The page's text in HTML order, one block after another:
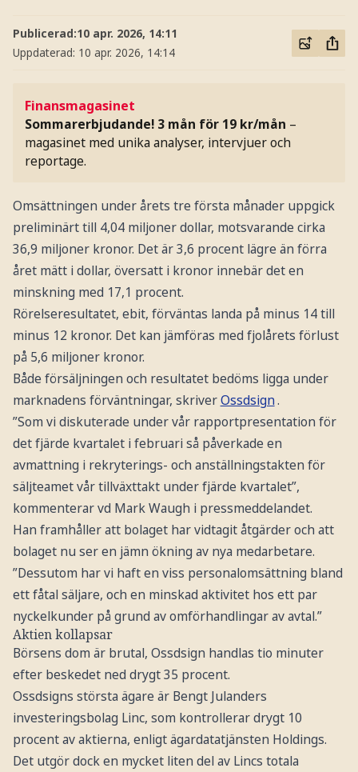
Publicerad:10 apr. 2026, 14:11
Uppdaterad: 10 apr. 2026, 14:14
Finansmagasinet
Sommarerbjudande! 3 mån för 19 kr/mån –
magasinet med unika analyser, intervjuer och
reportage.
Omsättningen under årets tre första månader uppgick
preliminärt till 4,04 miljoner dollar, motsvarande cirka
36,9 miljoner kronor. Det är 3,6 procent lägre än förra
året mätt i dollar, översatt i kronor innebär det en
minskning med 17,1 procent.
Rörelseresultatet, ebit, förväntas landa på minus 14 till
minus 12 kronor. Det kan jämföras med fjolårets förlust
på 5,6 miljoner kronor.
Både försäljningen och resultatet bedöms ligga under
marknadens förväntningar, skriverOssdsign.
”Som vi diskuterade under vår rapportpresentation för
det fjärde kvartalet i februari så påverkade en
avmattning i rekryterings- och anställningstakten för
säljteamet vår tillväxttakt under fjärde kvartalet”,
kommenterar vd Mark Waugh i pressmeddelandet.
Han framhåller att bolaget har vidtagit åtgärder och att
bolaget nu ser en jämn ökning av nya medarbetare.
”Dessutom har vi haft en viss personalomsättning bland
ett fåtal säljare, och en minskad aktivitet hos ett par
nyckelkunder på grund av omförhandlingar av avtal.”
Aktien kollapsar
Börsens dom är brutal, Ossdsign handlas tio minuter
efter beskedet ned drygt 35 procent.
Ossdsigns största ägare är Bengt Julanders
investeringsbolag Linc, som kontrollerar drygt 10
procent av aktierna, enligt ägardatatjänsten Holdings.
Det utgör dock en mycket liten del av Lincs totala